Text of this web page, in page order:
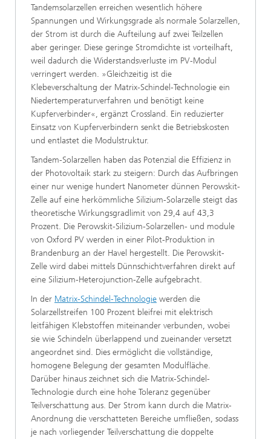
Tandemsolarzellen erreichen wesentlich höhere
Spannungen und Wirkungsgrade als normale Solarzellen,
der Strom ist durch die Aufteilung auf zwei Teilzellen
aber geringer. Diese geringe Stromdichte ist vorteilhaft,
weil dadurch die Widerstandsverluste im PV-Modul
verringert werden. »Gleichzeitig ist die
Klebeverschaltung der Matrix-Schindel-Technologie ein
Niedertemperaturverfahren und benötigt keine
Kupferverbinder«, ergänzt Crossland. Ein reduzierter
Einsatz von Kupferverbindern senkt die Betriebskosten
und entlastet die Modulstruktur.
Tandem-Solarzellen haben das Potenzial die Effizienz in
der Photovoltaik stark zu steigern: Durch das Aufbringen
einer nur wenige hundert Nanometer dünnen Perowskit-
Zelle auf eine herkömmliche Silizium-Solarzelle steigt das
theoretische Wirkungsgradlimit von 29,4 auf 43,3
Prozent. Die Perowskit-Silizium-Solarzellen- und module
von Oxford PV werden in einer Pilot-Produktion in
Brandenburg an der Havel hergestellt. Die Perowskit-
Zelle wird dabei mittels Dünnschichtverfahren direkt auf
eine Silizium-Heterojunction-Zelle aufgebracht.
In der Matrix-Schindel-Technologie werden die
Solarzellstreifen 100 Prozent bleifrei mit elektrisch
leitfähigen Klebstoffen miteinander verbunden, wobei
sie wie Schindeln überlappend und zueinander versetzt
angeordnet sind. Dies ermöglicht die vollständige,
homogene Belegung der gesamten Modulfläche.
Darüber hinaus zeichnet sich die Matrix-Schindel-
Technologie durch eine hohe Toleranz gegenüber
Teilverschattung aus. Der Strom kann durch die Matrix-
Anordnung die verschatteten Bereiche umfließen, sodass
je nach vorliegender Teilverschattung die doppelte